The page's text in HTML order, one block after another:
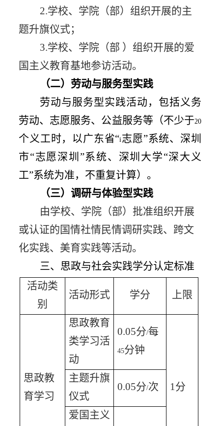
2.学校、学院（部）组织开展的主
题升旗仪式；
3.学校、学院（部 ）组织开展的爱
国主义教育基地参访活动。
（二）劳动与服务型实践
劳动与服务型实践活动，包括义务
劳动、志愿服务、公益服务等（不少于20
个义工时，以广东省“i 志愿”系统、深圳
市“志愿深圳”系统、深圳大学“深大义
工”系统为准，不重复计算）。
（三）调研与体验型实践
由学校、学院（部）批准组织开展
或认证的国情社情民情调研实践、跨文
化实践、美育实践等活动。
三、思政与社会实践学分认定标准
活动类
别
活动形式 学分 上限
思政教
育学习
思政教育
类学习活
动
0.05分/每
45分钟
1 分
主题升旗
仪式
0.05分/次
爱国主义